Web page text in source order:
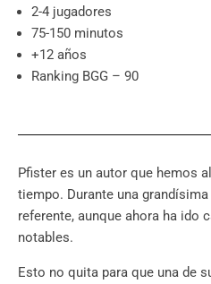
2-4 jugadores
75-150 minutos
+12 años
Ranking BGG – 90
Pfister es un autor que hemos
tiempo. Durante una
referente, aunque ahora ha ido
notables.
Esto no quita para que una de